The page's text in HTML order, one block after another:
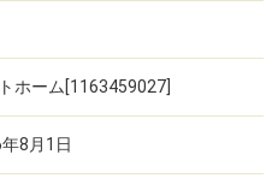
ホーム[1163459027]
8月1日